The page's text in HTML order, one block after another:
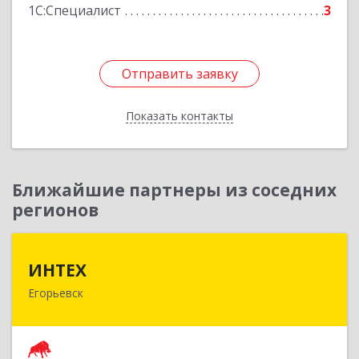
1С:Специалист 3
Отправить заявку
Показать контакты
Отправить заявку
Назад
Ближайшие партнеры из соседних
регионов
ИНТЕХ
Егорьевск
140300, Московская обл, Егорьевск г, 5-й мкр,